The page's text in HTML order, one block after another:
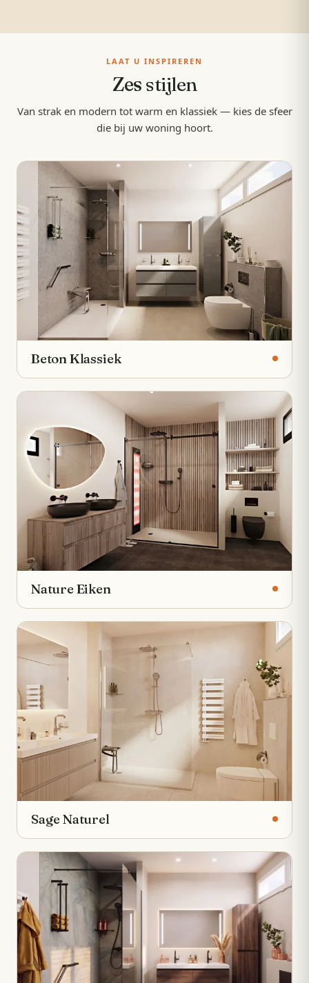
LAAT U INSPIREREN
Zes stijlen
Van strak en modern tot warm en klassiek — kies de sfeer
die bij uw woning hoort.
Beton Klassiek
Nature Eiken
Sage Naturel